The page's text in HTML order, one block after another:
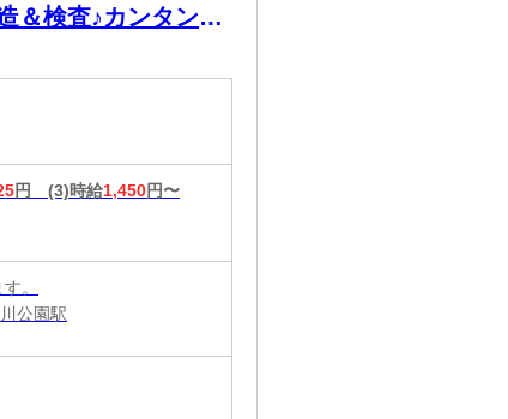
＆検査♪カンタン作
円 (3)時給1,450円〜
。
公園駅